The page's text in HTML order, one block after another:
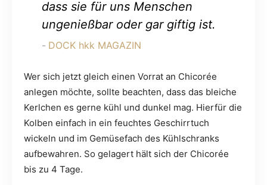
dass sie für uns Menschen
ungenießbar oder gar giftig ist.
DOCK hkk MAGAZIN
Wer sich jetzt gleich einen Vorrat an Chicorée
anlegen möchte, sollte beachten, dass das bleiche
Kerlchen es gerne kühl und dunkel mag. Hierfür die
Kolben einfach in ein feuchtes Geschirrtuch
wickeln und im Gemüsefach des Kühlschranks
aufbewahren. So gelagert hält sich der Chicorée
bis zu 4 Tage.